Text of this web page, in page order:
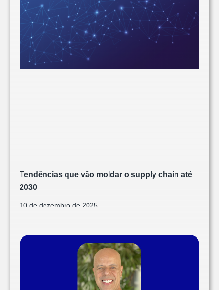
Tendências que vão moldar o supply chain até
2030
10 de dezembro de 2025